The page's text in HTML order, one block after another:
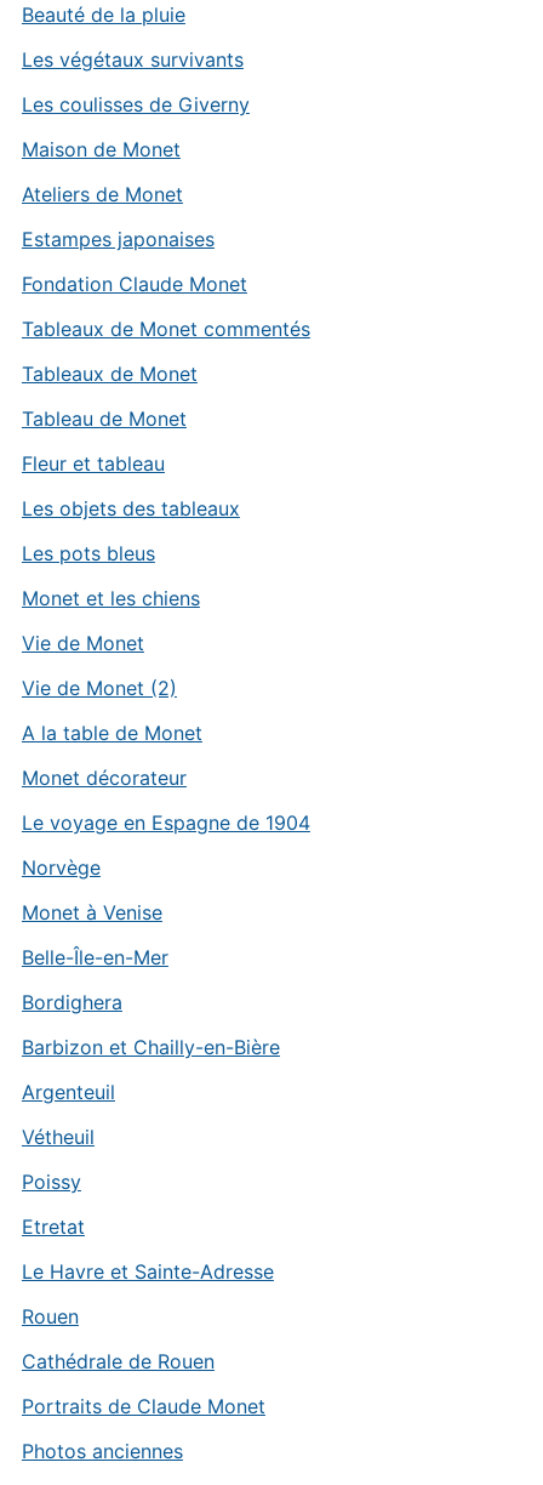
Beauté de la pluie
Les végétaux survivants
Les coulisses de Giverny
Maison de Monet
Ateliers de Monet
Estampes japonaises
Fondation Claude Monet
Tableaux de Monet commentés
Tableaux de Monet
Tableau de Monet
Fleur et tableau
Les objets des tableaux
Les pots bleus
Monet et les chiens
Vie de Monet
Vie de Monet (2)
A la table de Monet
Monet décorateur
Le voyage en Espagne de 1904
Norvège
Monet à Venise
Belle-Île-en-Mer
Bordighera
Barbizon et Chailly-en-Bière
Argenteuil
Vétheuil
Poissy
Etretat
Le Havre et Sainte-Adresse
Rouen
Cathédrale de Rouen
Portraits de Claude Monet
Photos anciennes